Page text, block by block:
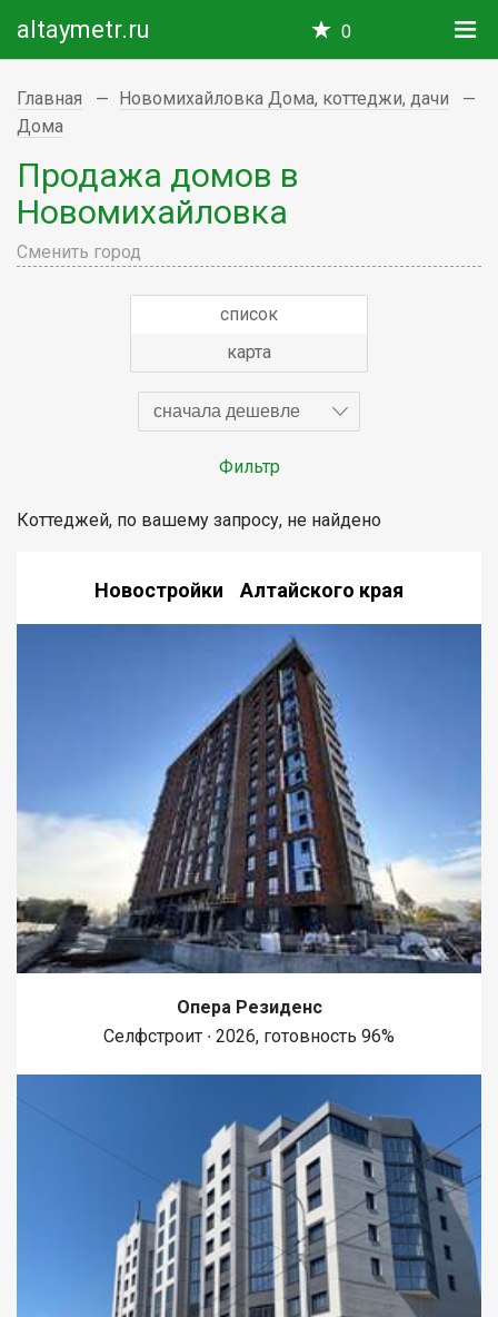
altaymetr.ru 0
Главная
Новомихайловка Дома, коттеджи, дачи
Дома
Продажа домов в
Новомихайловка
Сменить город
список
карта
сначала дешевле
Фильтр
Коттеджей, по вашему запросу, не найдено
Новостройки Алтайского края
Опера Резиденс
Селфстроит ∙ 2026, готовность 96%